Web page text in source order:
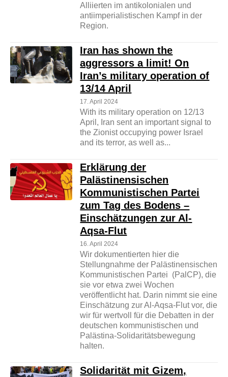
Alliierten im antikolonialen und
antiimperialistischen Kampf in der
Region.
Iran has shown the
aggressors a limit! On
Iran’s military operation of
13/14 April
17. April 2024
With its military operation on 12/13
April, Iran sent an important signal to
the Zionist occupying power Israel
and its terror, as well as...
Erklärung der
Palästinensischen
Kommunistischen Partei
zum Tag des Bodens –
Einschätzungen zur Al-
Aqsa-Flut
16. April 2024
Wir dokumentierten hier die
Stellungnahme der Palästinensischen
Kommunistischen Partei (PalCP), die
sie vor etwa zwei Wochen
veröffentlicht hat. Darin nimmt sie eine
Einschätzung zur Al-Aqsa-Flut vor, die
wir für wertvoll für die Debatten in der
deutschen kommunistischen und
Palästina-Solidaritätsbewegung
halten.
Solidarität mit Gizem,